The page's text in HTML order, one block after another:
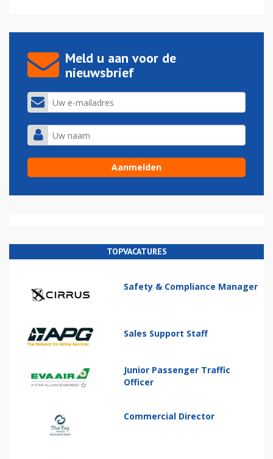
Meld u aan voor de
nieuwsbrief
TOPVACATURES
Safety & Compliance Manager
Sales Support Staff
Junior Passenger Traffic
Officer
Commercial Director